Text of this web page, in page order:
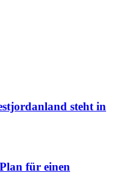
steht in
für einen